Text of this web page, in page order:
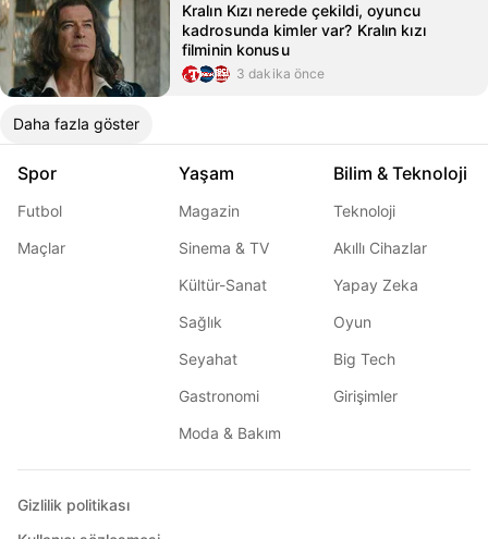
Kralın Kızı nerede çekildi, oyuncu
kadrosunda kimler var? Kralın kızı
filminin konusu
3 dakika önce
Daha fazla göster
Spor
Futbol
Maçlar
Yaşam
Magazin
Sinema & TV
Kültür-Sanat
Sağlık
Seyahat
Gastronomi
Moda & Bakım
Bilim & Teknoloji
Teknoloji
Akıllı Cihazlar
Yapay Zeka
Oyun
Big Tech
Girişimler
Gizlilik politikası